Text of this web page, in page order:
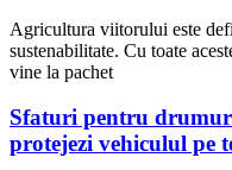
Agricultura viitorului este
sustenabilitate. Cu toate
vine la pachet
Sfaturi pentru
protejezi vehiculul pe